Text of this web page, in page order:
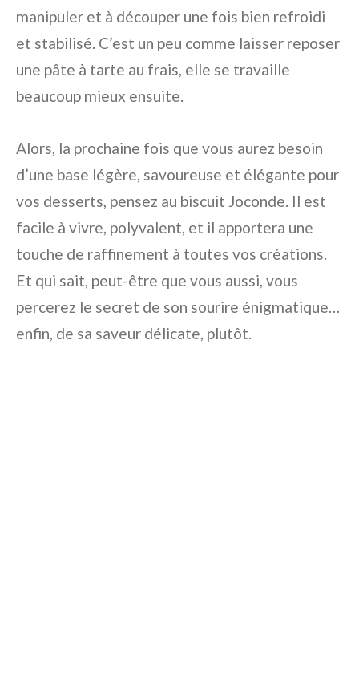
manipuler et à découper une fois bien refroidi
et stabilisé. C’est un peu comme laisser reposer
une pâte à tarte au frais, elle se travaille
beaucoup mieux ensuite.
Alors, la prochaine fois que vous aurez besoin
d’une base légère, savoureuse et élégante pour
vos desserts, pensez au biscuit Joconde. Il est
facile à vivre, polyvalent, et il apportera une
touche de raffinement à toutes vos créations.
Et qui sait, peut-être que vous aussi, vous
percerez le secret de son sourire énigmatique…
enfin, de sa saveur délicate, plutôt.